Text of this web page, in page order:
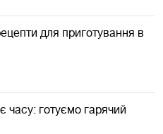
для приготування в
часу: готуємо гарячий